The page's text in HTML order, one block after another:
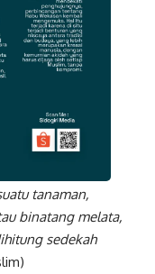
tanaman,
binatang melata,
sedekah